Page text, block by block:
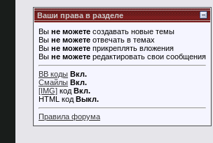
Ваши права в разделе
Вы не можете создавать новые темы
Вы не можете отвечать в темах
Вы не можете прикреплять вложения
Вы не можете редактировать свои сообщения
BB коды Вкл.
Смайлы Вкл.
[IMG] код Вкл.
HTML код Выкл.
Правила форума